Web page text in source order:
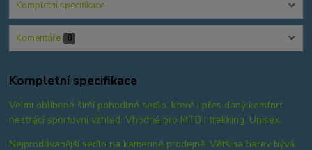
Kompletní specifikace
Komentáře 0
Kompletní specifikace
Velmi oblíbené širší pohodlné sedlo, které i přes daný komfort
neztrácí sportovní vzhled. Vhodné pro MTB i trekking. Unisex.
Nejprodávanější sedlo na kamenné prodejně. Většina barev bývá